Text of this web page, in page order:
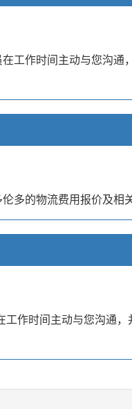
工作时间主动与您沟通
的物流费用报价及相
作时间主动与您沟通